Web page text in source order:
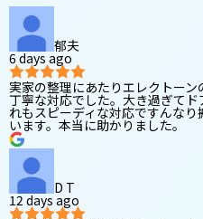
郁夫
6 days ago
実家の整理にあたりエレクトー
丁寧な対応でした。大き過ぎて
れもスピーディな対応ですんな
います。本当に助かりました。
D T
12 days ago